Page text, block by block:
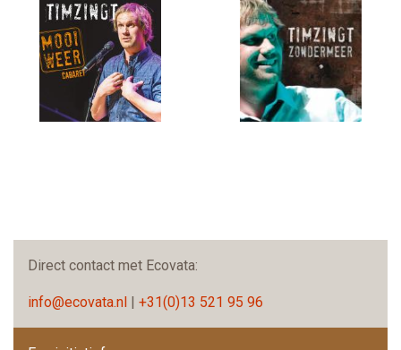
Direct contact met Ecovata:
info@ecovata.nl | +31(0)13 521 95 96